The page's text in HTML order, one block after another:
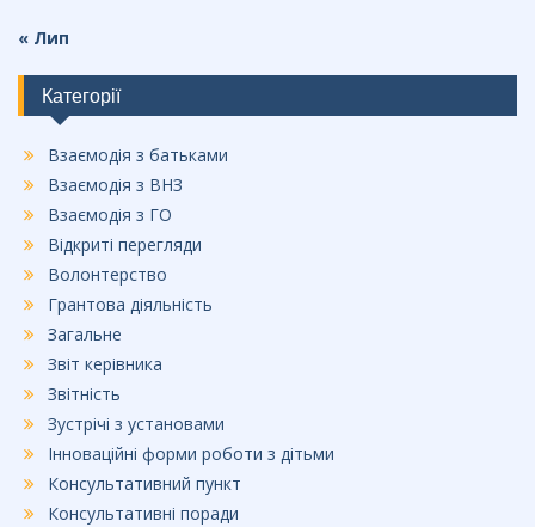
« Лип
Категорії
Взаємодія з батьками
Взаємодія з ВНЗ
Взаємодія з ГО
Відкриті перегляди
Волонтерство
Грантова діяльність
Загальне
Звіт керівника
Звітність
Зустрічі з установами
Інноваційні форми роботи з дітьми
Консультативний пункт
Консультативні поради